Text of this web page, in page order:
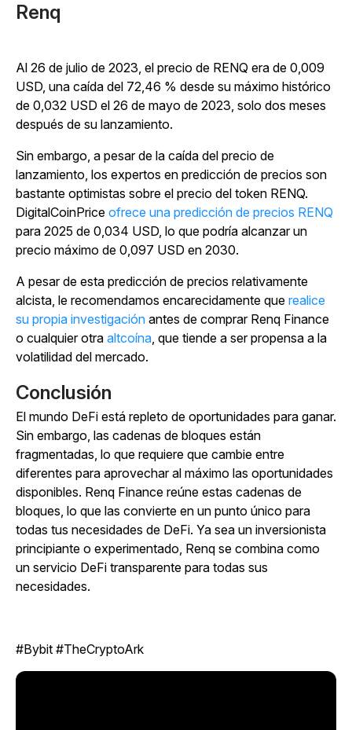
Renq
Al 26 de julio de 2023, el precio de RENQ era de 0,009
USD, una caída del 72,46 % desde su máximo histórico
de 0,032 USD el 26 de mayo de 2023, solo dos meses
después de su lanzamiento.
Sin embargo, a pesar de la caída del precio de
lanzamiento, los expertos en predicción de precios son
bastante optimistas sobre el precio del token RENQ.
DigitalCoinPrice ofrece una predicción de precios RENQ
para 2025 de 0,034 USD, lo que podría alcanzar un
precio máximo de 0,097 USD en 2030.
A pesar de esta predicción de precios relativamente
alcista, le recomendamos encarecidamente que realice
su propia investigación antes de comprar Renq Finance
o cualquier otra altcoína, que tiende a ser propensa a la
volatilidad del mercado.
Conclusión
El mundo DeFi está repleto de oportunidades para ganar.
Sin embargo, las cadenas de bloques están
fragmentadas, lo que requiere que cambie entre
diferentes para aprovechar al máximo las oportunidades
disponibles. Renq Finance reúne estas cadenas de
bloques, lo que las convierte en un punto único para
todas tus necesidades de DeFi. Ya sea un inversionista
principiante o experimentado, Renq se combina como
un servicio DeFi transparente para todas sus
necesidades.
#Bybit #TheCryptoArk